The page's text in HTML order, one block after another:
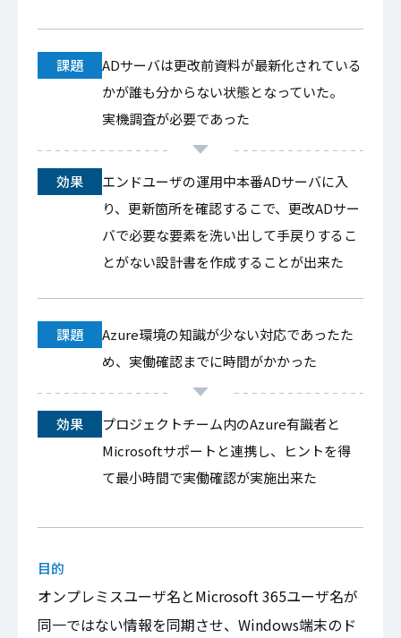
課題
ADサーバは更改前資料が最新化されている
かが誰も分からない状態となっていた。
実機調査が必要であった
効果
エンドユーザの運用中本番ADサーバに入
り、更新箇所を確認するこで、更改ADサー
バで必要な要素を洗い出して手戻りするこ
とがない設計書を作成することが出来た
課題
Azure環境の知識が少ない対応であったた
め、実働確認までに時間がかかった
効果
プロジェクトチーム内のAzure有識者と
Microsoftサポートと連携し、ヒントを得
て最小時間で実働確認が実施出来た
目的
オンプレミスユーザ名とMicrosoft 365ユーザ名が
同一ではない情報を同期させ、Windows端末のド